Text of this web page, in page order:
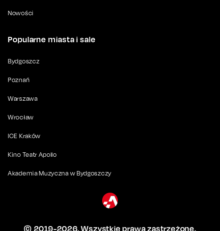
Nowości
Popularne miasta i sale
Bydgoszcz
Poznań
Warszawa
Wrocław
ICE Kraków
Kino Teatr Apollo
Akademia Muzyczna w Bydgoszczy
© 2019-2026. Wszystkie prawa zastrzeżone.